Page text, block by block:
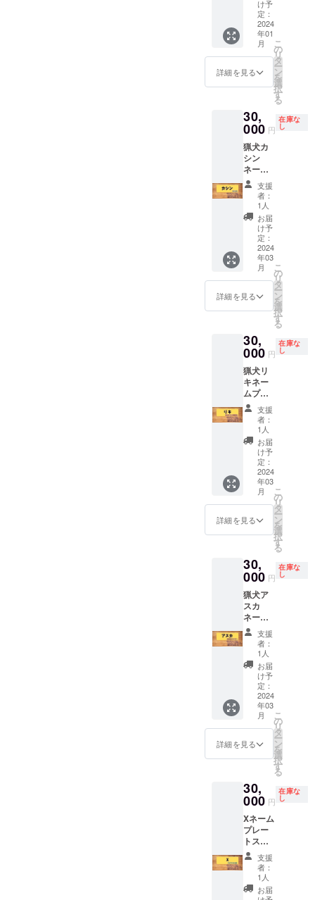
居酒屋
で懇親
会をし
たいと
思って
いま
す。 費
用は実
り勘で
す。
YouTub
eでは配
信でき
ないよ
うな裏
話もし
ます。
参加希
望の方
は予約
しない
といけ
ないの
で、備
考欄
ご記入
お願い
致しま
す。
い。 ロ
ゴは画
像ファ
イル
で、
セージ
は手書
せん。
フォン
トや色
の希望
があれ
ば、添
えてく
ださ
い。 あ
なたの
ロゴや
思いを
ワッペ
ンにす
ること
ノシシ
の牙か
てくれ
ます！
※複雑な
デザイ
ンは画
像ファ
イルで
お願い
しま
す。 ※
著作権
侵害と
なる画
像はお
受けで
きませ
ん。 ※
作成に
時間が
ので、
早めに
メール
で送っ
てくだ
さい。
後は毎
回洗っ
ていま
すが、
変色す
性があ
りま
くは
メッ
セージ
を備考
欄に記
入、ま
たは
メール
くださ
い。 ロ
ゴは画
像ファ
イル
で、
メッ
は手書
きでも
フォン
トや色
の希望
があれ
ば、添
えてく
ださ
い。 あ
なたの
ロゴや
思いを
ワッペ
ンにす
ること
で、イ
の牙か
ら守っ
ます！
※複雑な
デザイ
ンは画
像ファ
イルで
お願い
しま
す。 ※
著作権
侵害と
なる画
像はお
受けで
きませ
ん。 ※
作成に
時間が
かかる
早めに
メール
で送っ
てくだ
さい。
があり
ます。
ひどい
破れ方
をした
場合は
都度補
破れや
ほつれ
は猟期
終了後
に縫製
屋さん
で補修
しま
す。 汚
れるの
で着用
後は毎
回洗っ
ていま
すが、
る可能
性があ
ゴもし
くは
メッ
セージ
を備考
欄に記
入、ま
たは
メール
くださ
い。 ロ
ゴは画
像ファ
イル
で、
セージ
は手書
せん。
フォン
トや色
の希望
があれ
ば、添
えてく
ださ
い。 あ
なたの
ロゴや
思いを
ワッペ
ンにす
ること
ノシシ
の牙か
てくれ
ます！
※複雑な
デザイ
ンは画
像ファ
イルで
お願い
しま
す。 ※
著作権
もいい
です
し、あ
なたの
応援
メッ
セージ
貼る位
置は選
択でき
ませ
ん。 た
だし滑
落や枝
などで
破れる
可能性
があり
ます。
ひどい
破れ方
をした
場合は
都度補
破れや
ほつれ
は猟期
終了後
に縫製
屋さん
で補修
しま
す。 ※
変色す
る可能
性があ
りま
す。 ロ
ゴもし
メッ
セージ
さい。
ロゴは
画像
ファイ
ルで、
メッ
セージ
は手書
きでも
構いま
せん。
フォン
トや色
の希望
があれ
えてく
ださ
ロゴや
思いを
ワッペ
ンにす
ること
で、神
が舞い
降りた
スー
パー
環境や
編集風
景など
もご覧
頂ける
あなた
だけの
特別な
です。
※女性お
1人での
参加で
も安心
して参
加頂け
ます
（僕を
信じて
くださ
い）！
タイム
スケ
ジュー
ル 11時
頃、最
バスセ
ン
ター、
または
北九州
空港、
宿泊先
で合流
しま
す。 ラ
ンチ
（僕が
行きつ
けのお
店、も
しくは
北九州
犬舎見
学
YouTub
eで配信
してい
る猟犬
たちと
の散歩
コース
で実際
に散歩
して頂
いたり
ジャー
キーな
えてい
る様子
日配信
します
（顔出
しNGの
方は対
応致し
ま
す）。
18時頃
から一
分。 内
容は
「死ん
だ魚の
目をし
たオッ
サン
だった
講演会
に呼ば
れるま
で」で
す。 イ
ノシシ
の有害
鳥獣駆
除活動
や
YouTub
eについ
てビジ
ネス目
線でお
話しま
す。 生
りは、
ビジネ
ス的な
内容な
ので高
校生〜
社会人
向けで
す。
2024年
1〜9月
まで
（年末
年始、
GW、お
盆除
く）の
す。 ※
主催者
様側の
都合で
日程が
決まら
なかっ
た場合
の返金
は受け
付けま
せん。
※交通費
は別途
お願い
す。 ※
メール
整をい
たしま
す。
け予
定：
2024
年01
月
詳細を見る
こ
の
リ
タ
ー
ン
を
選
択
す
る
30,
000 円
在庫な
し
猟犬カ
シン
ネーム
プレー
トスポ
ンサー
ジャー
キー動
画では
露出度
抜群で
す。 ※
掲載期
間は最
低10年
以上、
取り壊
すま
で、も
しくは
災害で
破壊さ
れるま
で。 ※
死亡し
た場合
は犬舎
の壁に
歴代猟
犬とし
て残り
ます。
※設置後
YouTub
eで配信
したり
します
ので、
備考欄
に掲載
したい
お名前
をご記
入くだ
さい。
その
際、公
序良俗
に反す
るよう
さい。
文字の
業ロ
ゴ、バ
ナーな
ども受
け付け
ます。
※目安の
支援
者：
1人
お届
け予
定：
2024
年03
月
詳細を見る
こ
の
リ
タ
ー
ン
を
選
択
す
る
30,
000 円
在庫な
し
猟犬リ
キネー
ムプ
レート
スポン
サー
ジャー
キー動
画では
露出度
抜群で
す。 ※
掲載期
間は最
低10年
以上、
取り壊
すま
で、も
しくは
災害で
破壊さ
れるま
で。 ※
死亡し
た場合
は犬舎
の壁に
歴代猟
犬とし
て残り
ます。
※設置後
YouTub
eで配信
したり
します
ので、
備考欄
に掲載
したい
お名前
をご記
支援
者：
1人
お届
け予
定：
2024
年03
月
詳細を見る
こ
の
リ
タ
ー
ン
を
選
択
す
る
30,
000 円
在庫な
し
猟犬ア
スカ
ネーム
プレー
トスポ
ンサー
ジャー
キー動
画では
露出度
抜群で
す。 ※
掲載期
間は最
低10年
以上、
取り壊
すま
で、も
しくは
災害で
破壊さ
れるま
で。 ※
死亡し
た場合
支援
者：
1人
お届
け予
定：
2024
年03
月
詳細を見る
こ
の
リ
タ
ー
ン
を
選
択
す
る
30,
000 円
在庫な
し
Xネーム
プレー
トスポ
ンサー
ジャー
キー動
画では
露出度
支援
者：
1人
お届